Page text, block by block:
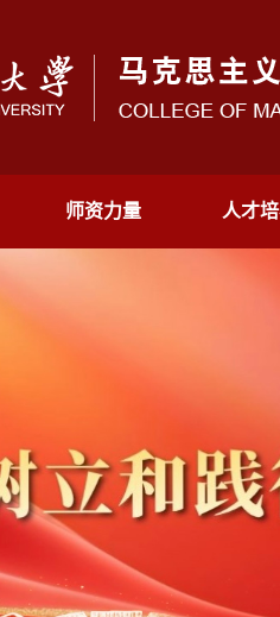
师资力量 人才